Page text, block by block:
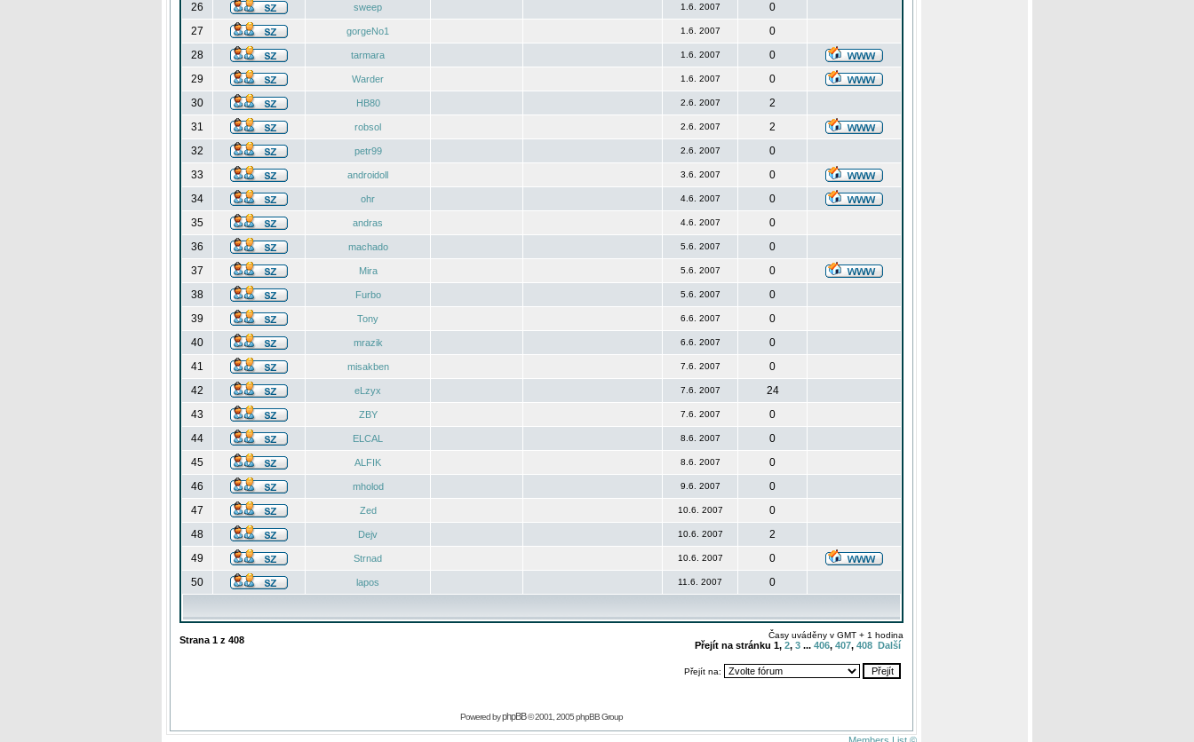
26
sweep 1.6. 2007
0
27
gorgeNo1 1.6. 2007
0
28
tarmara 1.6. 2007
0
29
Warder 1.6. 2007
0
30
HB80 2.6. 2007
2
31
robsol 2.6. 2007
2
32
petr99 2.6. 2007
0
33
androidoll 3.6. 2007
0
34
ohr 4.6. 2007
0
35
andras 4.6. 2007
0
36
machado 5.6. 2007
0
37
Mira 5.6. 2007
0
38
Furbo 5.6. 2007
0
39
Tony 6.6. 2007
0
40
mrazik 6.6. 2007
0
41
misakben 7.6. 2007
0
42
eLzyx 7.6. 2007
24
43
ZBY 7.6. 2007
0
44
ELCAL 8.6. 2007
0
45
ALFIK 8.6. 2007
0
46
mholod 9.6. 2007
0
47
Zed 10.6. 2007
0
48
Dejv 10.6. 2007
2
49
Strnad 10.6. 2007
0
50
lapos 11.6. 2007 0
Strana 1 z 408 Časy uváděny v GMT + 1 hodina
Přejít na stránku 1, 2, 3 ... 406, 407, 408 Další
Přejít na:
Powered byphpBB© 2001, 2005 phpBB Group